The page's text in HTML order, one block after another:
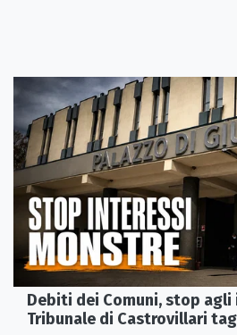
Debiti dei Comuni, stop
Tribunale di Castrovillari